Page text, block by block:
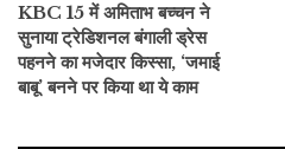
KBC 15 में अमिताभ बच्चन ने
सुनाया ट्रेडिशनल बंगाली ड्रेस
पहनने का मजेदार किस्सा, ‘जमाई
बाबू’ बनने पर किया था ये काम